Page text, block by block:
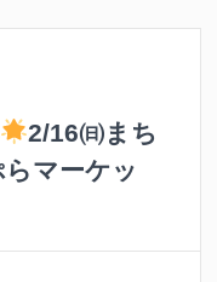
2/16㈰まち
マーケッ